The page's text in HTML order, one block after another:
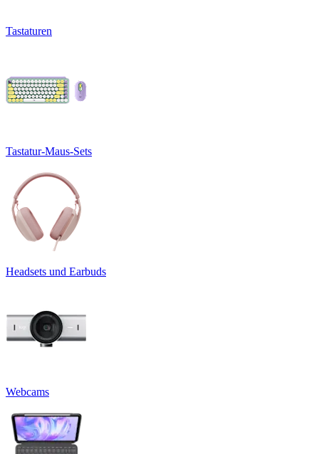
Tastaturen
Tastatur-Maus-Sets
Headsets und Earbuds
Webcams